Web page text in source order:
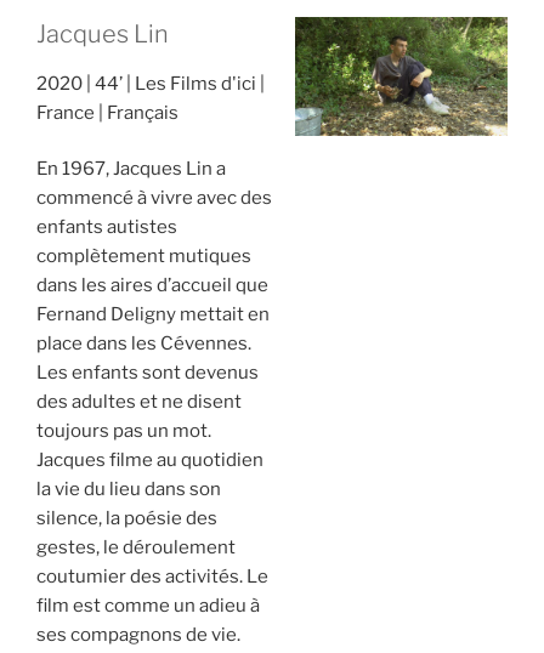
Jacques Lin
2020 44’
Les Films d'ici
France
Français
En 1967, Jacques Lin a
commencé à vivre avec des
enfants autistes
complètement mutiques
dans les aires d’accueil que
Fernand Deligny mettait en
place dans les Cévennes.
Les enfants sont devenus
des adultes et ne disent
toujours pas un mot.
Jacques filme au quotidien
la vie du lieu dans son
silence, la poésie des
gestes, le déroulement
coutumier des activités. Le
film est comme un adieu à
ses compagnons de vie.